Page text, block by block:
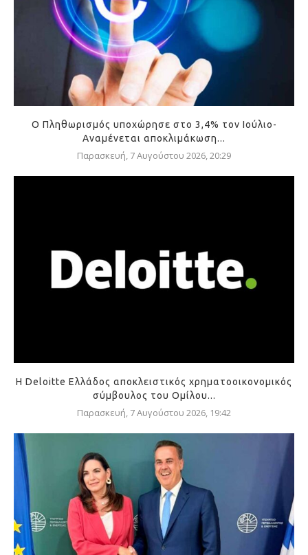
Ο Πληθωρισμός υποχώρησε στο 3,4% τον Ιούλιο-
Αναμένεται αποκλιμάκωση...
Παρασκευή, 7 Αυγούστου 2026, 20:29
Η Deloitte Ελλάδος αποκλειστικός χρηματοοικονομικός
σύμβουλος του Ομίλου...
Παρασκευή, 7 Αυγούστου 2026, 19:42